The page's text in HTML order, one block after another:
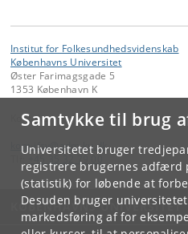
Samtykke til brug
Universitetet bruger
registrere brugernes adfærd
(statistik) for løbende at
Desuden bruger
markedsføring af for
Institut for Folkesundhedsvidenskab
Københavns Universitet
Øster Farimagsgade 5
1353 København K
Kontakt:
kom-ifsv@adm.ku dk
+45 35 32 79 00
KØBENHAVNS UNIVERSITET